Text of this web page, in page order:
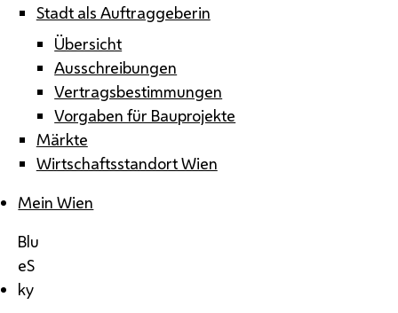
Stadt als Auftraggeberin
Übersicht
Ausschreibungen
Vertragsbestimmungen
Vorgaben für Bauprojekte
Märkte
Wirtschaftsstandort Wien
Mein Wien
Blu
eS
ky